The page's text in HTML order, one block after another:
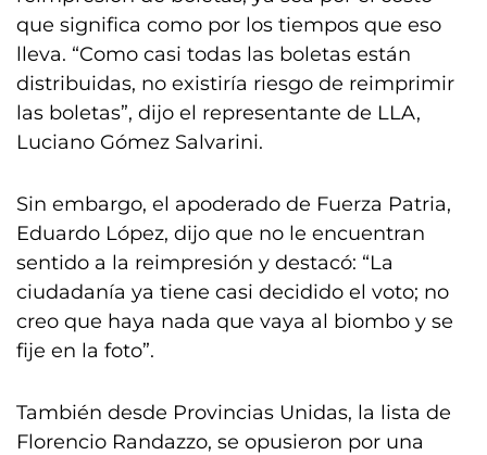
que significa como por los tiempos que eso
lleva. “Como casi todas las boletas están
distribuidas, no existiría riesgo de reimprimir
las boletas”, dijo el representante de LLA,
Luciano Gómez Salvarini.
Sin embargo, el apoderado de Fuerza Patria,
Eduardo López, dijo que no le encuentran
sentido a la reimpresión y destacó: “La
ciudadanía ya tiene casi decidido el voto; no
creo que haya nada que vaya al biombo y se
fije en la foto”.
También desde Provincias Unidas, la lista de
Florencio Randazzo, se opusieron por una